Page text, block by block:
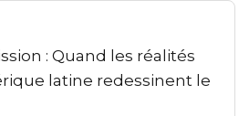
: Quand les réalités
latine redessinent le